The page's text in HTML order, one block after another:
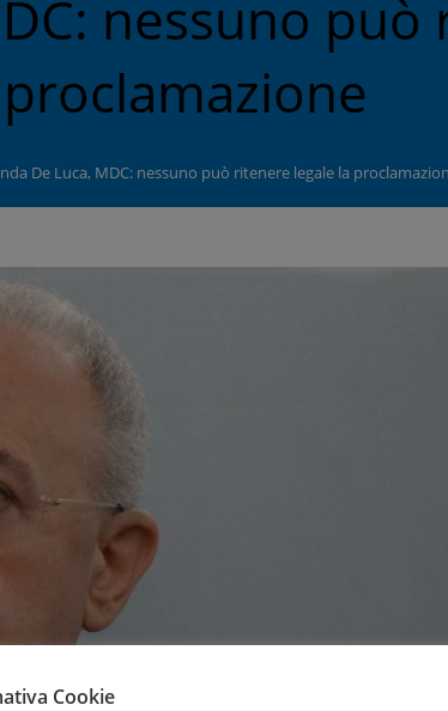
nessuno
proclamazione
De Luca, MDC: nessuno può ritenere legale la
Cookie